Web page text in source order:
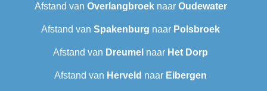
Afstand van Overlangbroeknaar Oudewater
Afstand van Spakenburg naar Polsbroek
Afstand van Dreumel naar Het Dorp
Afstand van Herveld naar Eibergen